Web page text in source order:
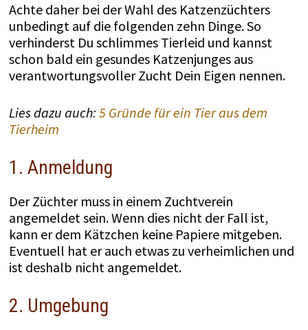
Achte daher bei der Wahl des Katzenzüchters
unbedingt auf die folgenden zehn Dinge. So
verhinderst Du schlimmes Tierleid und kannst
schon bald ein gesundes Katzenjunges aus
verantwortungsvoller Zucht Dein Eigen nennen.
Lies dazu auch: 5 Gründe für ein Tier aus dem
Tierheim
1. Anmeldung
Der Züchter muss in einem Zuchtverein
angemeldet sein. Wenn dies nicht der Fall ist,
kann er dem Kätzchen keine Papiere mitgeben.
Eventuell hat er auch etwas zu verheimlichen und
ist deshalb nicht angemeldet.
2. Umgebung